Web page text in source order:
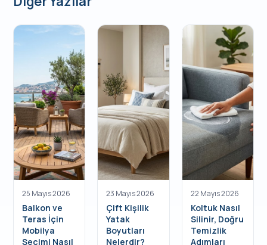
25 Mayıs 2026
Balkon ve
Teras İçin
Mobilya
Seçimi Nasıl
23 Mayıs 2026
Çift Kişilik
Yatak
Boyutları
Nelerdir?
22 Mayıs 2026
Koltuk Nasıl
Silinir, Doğru
Temizlik
Adımları